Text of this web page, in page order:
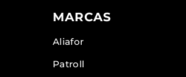
MARCAS
Aliafor
Patroll